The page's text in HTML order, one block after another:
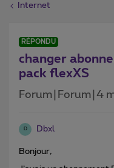
Internet
RÉPONDU
changer
pack flexXS
Forum|Forum|4
D Dbxl
Bonjour,